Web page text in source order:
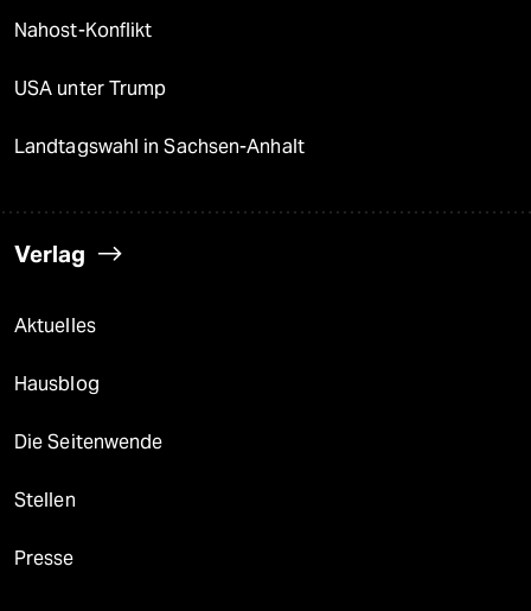
Nahost-Konflikt
USA unter Trump
Landtagswahl in Sachsen-Anhalt
Verlag
Aktuelles
Hausblog
Die Seitenwende
Stellen
Presse